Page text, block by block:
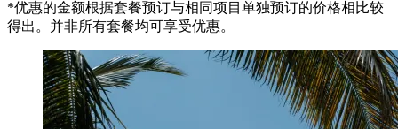
*优惠的金额根据套餐预订与相同项目单独预订的价格相比较
得出。并非所有套餐均可享受优惠。